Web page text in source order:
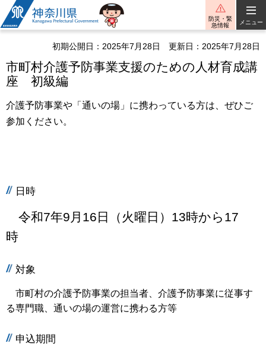
神奈川県
防災・緊
急情報
メニュー
初期公開日：2025年7月28日 更新日：2025年7月28日
市町村介護予防事業支援のための人材育成講
座 初級編
介護予防事業や「通いの場」に携わっている方は、ぜひご
参加ください。
日時
令和7年9月16日（火曜日）13時から17
時
対象
市町村の介護予防事業の担当者、介護予防事業に従事す
る専門職、通いの場の運営に携わる方等
申込期間